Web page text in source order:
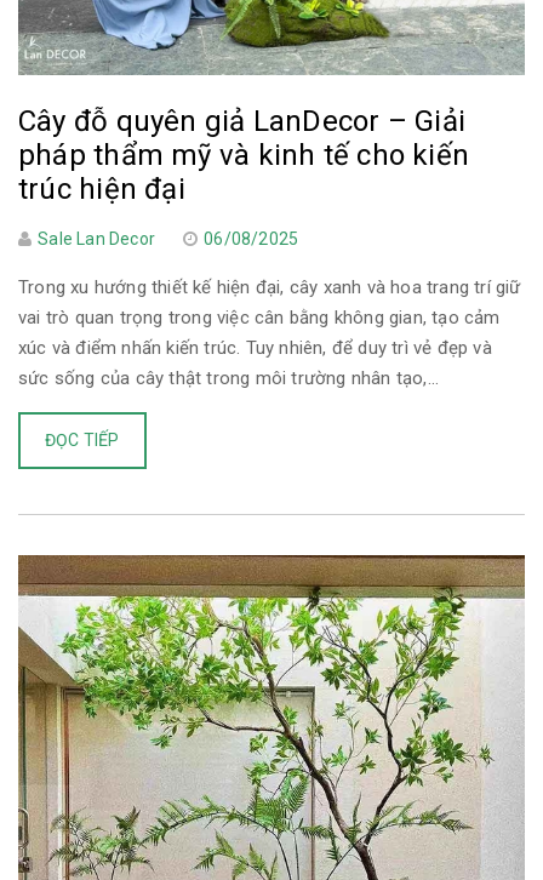
Cây đỗ quyên giả LanDecor – Giải
pháp thẩm mỹ và kinh tế cho kiến
trúc hiện đại
Sale Lan Decor 06/08/2025
Trong xu hướng thiết kế hiện đại, cây xanh và hoa trang trí giữ
vai trò quan trọng trong việc cân bằng không gian, tạo cảm
xúc và điểm nhấn kiến trúc. Tuy nhiên, để duy trì vẻ đẹp và
sức sống của cây thật trong môi trường nhân tạo,...
ĐỌC TIẾP